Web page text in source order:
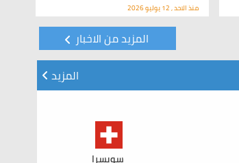
منذ الاحد , 12 يوليو 2026
المزيد من الاخبار
المزيد
سويسرا